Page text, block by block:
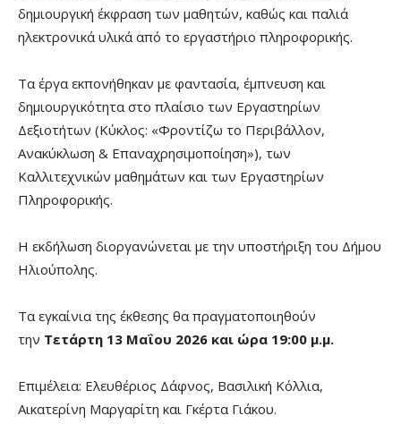
δημιουργική έκφραση των μαθητών, καθώς και παλιά
ηλεκτρονικά υλικά από το εργαστήριο πληροφορικής.
Τα έργα εκπονήθηκαν με φαντασία, έμπνευση και
δημιουργικότητα στο πλαίσιο των Εργαστηρίων
Δεξιοτήτων (Κύκλος: «Φροντίζω το Περιβάλλον,
Ανακύκλωση & Επαναχρησιμοποίηση»), των
Καλλιτεχνικών μαθημάτων και των Εργαστηρίων
Πληροφορικής.
Η εκδήλωση διοργανώνεται με την υποστήριξη του Δήμου
Ηλιούπολης.
Τα εγκαίνια της έκθεσης θα πραγματοποιηθούν
την Τετάρτη 13 Μαΐου 2026 και ώρα 19:00 μ.μ.
Επιμέλεια: Ελευθέριος Δάφνος, Βασιλική Κόλλια,
Αικατερίνη Μαργαρίτη και Γκέρτα Γιάκου.